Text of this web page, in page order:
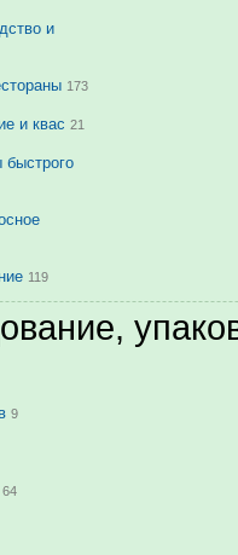
и
173
и квас 21
119
9
64